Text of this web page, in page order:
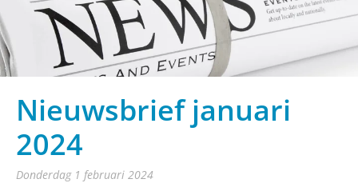
Nieuwsbrief januari
2024
donderdag 1 februari 2024